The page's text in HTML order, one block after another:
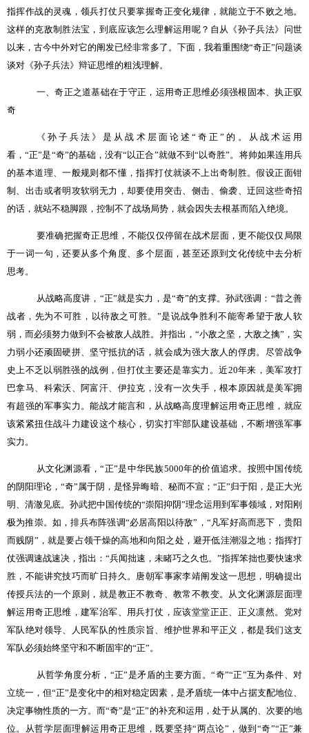
指挥作战的灵魂，领兵打仗只要掌握奇正变化规律，就能立于不败之地。
这样的克敌制胜法宝，到底应该怎么理解运用呢？自从《孙子兵法》问世
以来，古今中外对它的阐发已经非常多了。下面，我着重围绕“奇正”问题谈
谈对《孙子兵法》辩证思维的粗浅理解。
一、奇正之道基础在于守正，运用奇正思维必须强根固本、执正驭
奇
《孙子兵法》是从战术层面论述“奇正”的。从战术运用
看，“正”是“奇”的基础，没有“以正合”就做不到“以奇胜”。将帅如果连用兵
的基本道理、一般规则都不懂，指挥打仗就谈不上出奇制胜。假设正面钳
制、出击或者明攻软弱无力，却要使用突击、侧击、偷袭、迂回这些奇招
的话，就站不稳脚跟，控制不了战场局势，就会因失去根基而陷入绝境。
要准确把握奇正思维，不能仅仅停留在战术层面，更不能仅仅局限
于一词一句，还要从多个角度、多个层面，甚至还原到文化传统中去分析
思考。
从战略高度讲，“正”就是实力，是“奇”的支撑。孙武强调：“昔之善
战者，先为不可胜，以待敌之可胜。”是说战争胜利不能寄希望于敌人软
弱，而必须努力做到不会被敌人战胜。并指出，“小敌之坚，大敌之擒”，实
力弱小还顽固硬拼、坚守抵抗的话，就会成为强大敌人的俘虏。尽管战争
史上不乏以弱胜强的战例，但打仗主要还是靠实力。近20年来，美军攻打
巴拿马、科索沃、阿富汗、伊拉克，没有一次失手，根本原因就是美军拥
有超强的军事实力。能战才能言和，从战略高度理解运用奇正思维，就应
该紧紧扭住战斗力建设这个核心，切实打牢部队建设基础，不断增强军事
实力。
从文化渊源看，“正”是中华民族5000年的价值追求。按照中国传统
的阴阳理论，“奇”属于阴，是怪异晦暗、秘而不宣；“正”归于阳，是正大光
明、清澈见底。孙武把中国传统的“崇阳抑阴”理念运用到军事领域，对阳刚
极为推崇。如，排兵布阵强调“必居高阳以待敌”，“凡军好高而恶下，贵阳
而贱阴”，就是要占领干燥的高地和向阳之处，避开低洼潮湿之地；指挥打
仗强调速战速决，指出：“兵闻拙速，未睹巧之久也。”指挥笨拙也要快速求
胜，不能讲究技巧而旷日持久。唐朝军事家李靖阐发这一思想，明确提出
传授兵法的一个原则，就是教正不教奇、教常不教变。从文化渊源层面理
解运用奇正思维，建军治军、用兵打仗，应该堂堂正正、正义凛然。党对
军队绝对领导、人民军队的性质宗旨、维护世界和平正义，都是我们这支
军队必须始终坚守和不断固牢的“正”。
从哲学角度分析，“正”是矛盾的主要方面。“奇”“正”互为条件、对
立统一，但“正”是变化中的相对稳定因素，是矛盾统一体中占据支配地位、
决定事物性质的一方。而“奇”是“正”的补充和运用，处于从属的、次要的地
位。从哲学层面理解运用奇正思维，既要坚持“两点论”，做到“奇”“正”兼